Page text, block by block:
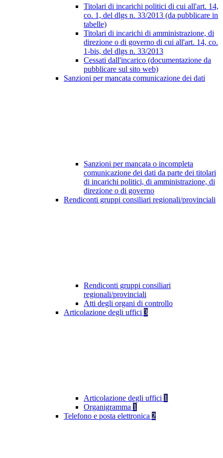
Titolari di incarichi politici di cui all'art. 14,
co. 1, del dlgs n. 33/2013 (da pubblicare in
tabelle)
Titolari di incarichi di amministrazione, di
direzione o di governo di cui all'art. 14, co.
1-bis, del dlgs n. 33/2013
Cessati dall'incarico (documentazione da
pubblicare sul sito web)
Sanzioni per mancata comunicazione dei dati
Sanzioni per mancata o incompleta
comunicazione dei dati da parte dei titolari
di incarichi politici, di amministrazione, di
direzione o di governo
Rendiconti gruppi consiliari regionali/provinciali
Rendiconti gruppi consiliari
regionali/provinciali
Atti degli organi di controllo
Articolazione degli uffici 3
Articolazione degli uffici 1
Organigramma 1
Telefono e posta elettronica 2